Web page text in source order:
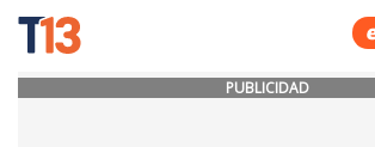
PUBLICIDAD